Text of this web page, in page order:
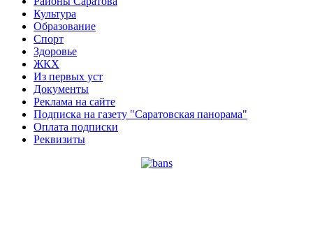
Культура
Образование
Спорт
Здоровье
ЖКХ
Из пеpвых уст
Документы
Реклама на сайте
Подписка на газету "Саратовская панорама"
Оплата подписки
Реквизиты